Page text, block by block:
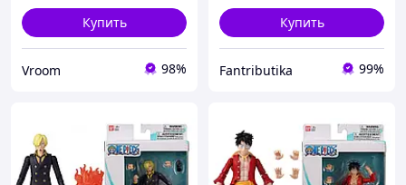
Купить
Vroom 98%
Купить
Fantributika 99%